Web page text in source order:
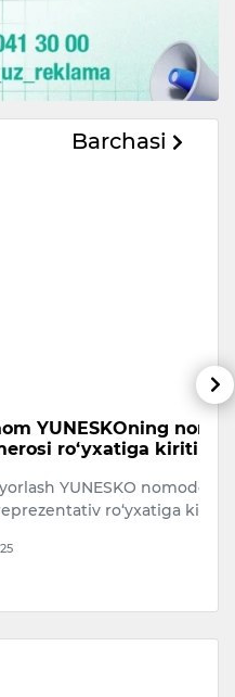
Barchasi
nomoddiy
kiritildi
nomoddiy madaniy
kiritildi.